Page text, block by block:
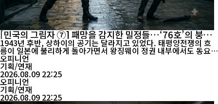
[민국의 그림자 ⑦] 패망을 감지한 밀정들…‘76호’의 붕괴
와 특무들의 마지막 선택
1943년 후반, 상하이의 공기는 달라지고 있었다. 태평양전쟁의 흐
름이 일본에 불리하게 돌아가면서 왕징웨이 정권 내부에서도 동요가
시작됐다. 겉으로는 여전히 일본과의 협력을 외쳤지만, 일부 고위 인
사들은 이미 일본이 패전할 경우 자신들의 운명이 어떻게 될지를 계
산하고 있었다. 상하이를 공포에 몰아넣었던 특무기관 ‘76호’도 예
외가 아니었다. 한때 군통과 중통, 공산당 지...
오피니언
기획/연재
2026.08.09 22:25
오피니언
기획/연재
2026.08.09 22:25